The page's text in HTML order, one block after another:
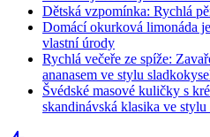
Dětská vzpomínka: Rychlá
Domácí okurková limonáda
vlastní úrody
Rychlá večeře ze spíže:
ananasem ve stylu
Švédské masové kuličky s
skandinávská klasika ve